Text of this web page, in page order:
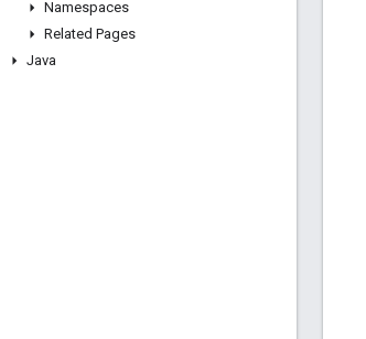
Namespaces
Related Pages
Java